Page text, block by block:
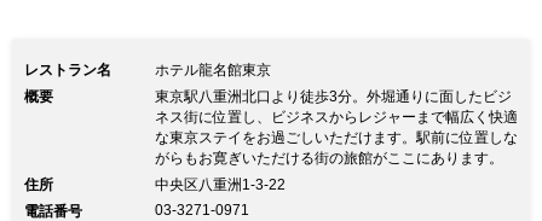
レストラン名
ホテル龍名館東京
概要
東京駅八重洲北口より徒歩3分。外堀通りに面したビジ
ネス街に位置し、ビジネスからレジャーまで幅広く快適
な東京ステイをお過ごしいただけます。駅前に位置しな
がらもお寛ぎいただける街の旅館がここにあります。
住所
中央区八重洲1-3-22
電話番号
03-3271-0971